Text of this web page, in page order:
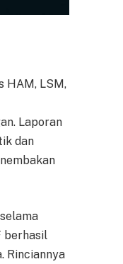
HAM, LSM,
Laporan
dan
berhasil
Rinciannya